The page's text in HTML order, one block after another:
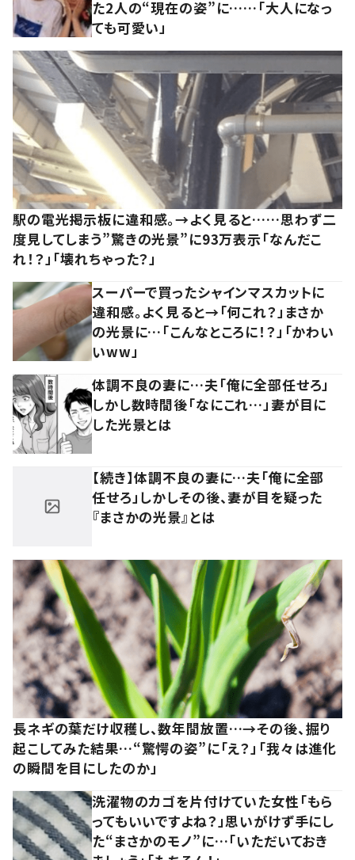
た2人の“現在の姿”に……「大人になっ
ても可愛い」
駅の電光掲示板に違和感。→よく見ると……思わず二
度見してしまう”驚きの光景”に93万表示「なんだこ
れ！？」「壊れちゃった？」
スーパーで買ったシャインマスカットに
違和感。よく見ると→「何これ？」まさか
の光景に…「こんなところに！？」「かわい
いww」
体調不良の妻に…夫「俺に全部任せろ」
しかし数時間後「なにこれ…」妻が目に
した光景とは
【続き】体調不良の妻に…夫「俺に全部
任せろ」しかしその後、妻が目を疑った
『まさかの光景』とは
長ネギの葉だけ収穫し、数年間放置…→その後、掘り
起こしてみた結果…“驚愕の姿”に「え？」「我々は進化
の瞬間を目にしたのか」
洗濯物のカゴを片付けていた女性「もら
ってもいいですよね？」思いがけず手にし
た“まさかのモノ”に…「いただいておき